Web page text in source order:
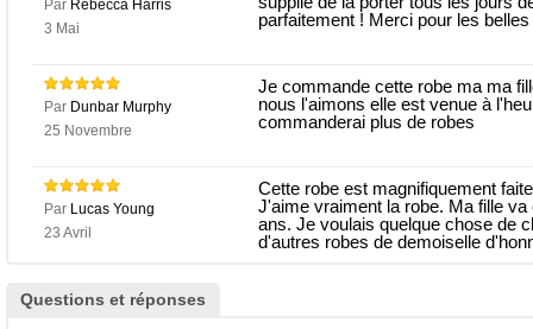
Par Rebecca Harris
3 Mai
parfaitement ! Merci pour les
Par Dunbar Murphy
25 Novembre
Je commande cette robe ma ma
nous l'aimons elle est venue à
commanderai plus de robes
Par Lucas Young
23 Avril
Cette robe est magnifiquement
J'aime vraiment la robe. Ma fille
ans. Je voulais quelque chose de
d'autres robes de demoiselle
Questions et réponses